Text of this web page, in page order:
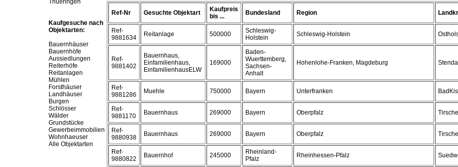
Thueringen
Kaufgesuche nach
Objektarten:
Bauernhäuser
Bauernhöfe
Aussiedlungen
Reiterhöfe
Reitanlagen
Mühlen
Forsthäuser
Landhäuser
Burgen
Schlösser
Wälder
Grundstücke
Gewerbeimmobilien
Wohnhaeuser
Alle Objektarten
Ref-Nr Gesuchte Objektart
Kaufpreis
bis ...
Bundesland Region
Ref-
9881634
Reitanlage 500000
Schleswig-
Holstein
Schleswig-Holstein
Ref-
9881402
Bauernhaus,
Einfamilienhaus,
EinfamilienhausELW
169000
Baden-
Wuerttemberg,
Sachsen-
Anhalt
Hohenlohe-Franken, Magdeburg
Ref-
9881286
Muehle 750000 Bayern Unterfranken
Ref-
9881170
Bauernhaus 269000 Bayern Oberpfalz
Ref-
9880938
Bauernhaus 269000 Bayern Oberpfalz
Ref-
9880822
Bauernhof 245000
Rheinland-
Pfalz
Rheinhessen-Pfalz